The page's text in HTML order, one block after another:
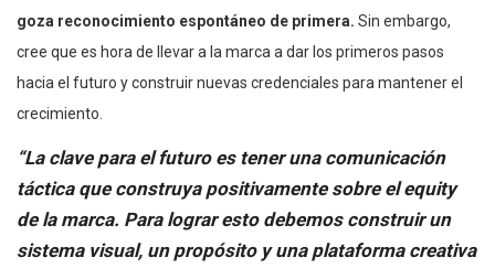
goza reconocimiento espontáneo de primera. Sin embargo,
cree que es hora de llevar a la marca a dar los primeros pasos
hacia el futuro y construir nuevas credenciales para mantener el
crecimiento.
“La clave para el futuro es tener una comunicación
táctica que construya positivamente sobre el equity
de la marca. Para lograr esto debemos construir un
sistema visual, un propósito y una plataforma creativa